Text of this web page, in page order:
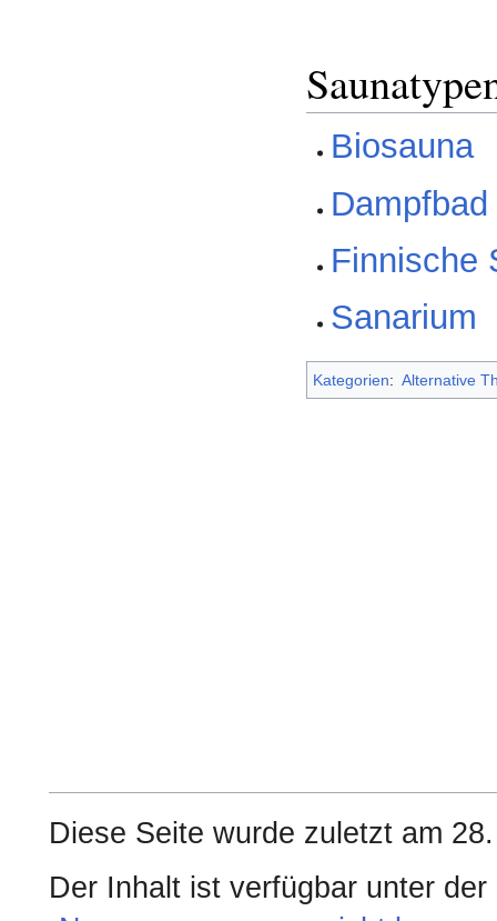
Biosauna
Dampfbad
Finnische
Sanarium
Kategorien: Alternative
Diese Seite wurde zuletzt am
Der Inhalt ist verfügbar unter